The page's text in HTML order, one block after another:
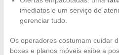
imediatos e um serviço de
gerenciar tudo.
Os operadores costumam cuidar
boxes e planos móveis exibe a